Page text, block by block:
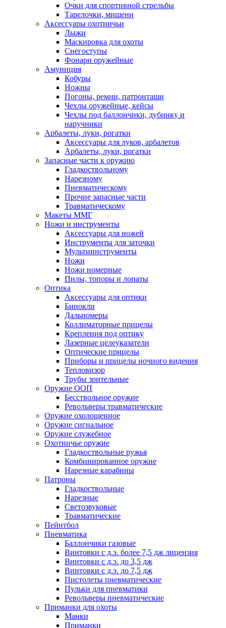
Очки для спортивной стрельбы
Тарелочки, мишени
Аксессуары охотничьи
Лыжи
Маскировка для охоты
Снегоступы
Фонари оружейные
Амуниция
Кобуры
Ножны
Погоны, ремни, патронташи
Чехлы оружейные, кейсы
Чехлы под баллончики, дубинку и
наручники
Арбалеты, луки, рогатки
Аксессуары для луков, арбалетов
Арбалеты, луки, рогатки
Запасные части к оружию
Гладкоствольному
Нарезному
Пневматическому
Прочие запасные части
Травматическому
Макеты ММГ
Ножи и инструменты
Аксессуары для ножей
Инструменты для заточки
Мультиинструменты
Ножи
Ножи номерные
Пилы, топоры и лопаты
Оптика
Аксессуары для оптики
Бинокли
Дальномеры
Коллиматорные прицелы
Крепления под оптику
Лазерные целеуказатели
Оптические прицелы
Приборы и прицелы ночного видения
Тепловизор
Трубы зрительные
Оружие ООП
Бесствольное оружие
Револьверы травматические
Оружие охолощенное
Оружие сигнальное
Оружие служебное
Охотничье оружие
Гладкоствольные ружья
Комбинированное оружие
Нарезные карабины
Патроны
Гладкоствольные
Нарезные
Светозвуковые
Травматические
Пейнтбол
Пневматика
Баллончики газовые
Винтовки с д.э. более 7,5 дж лицензия
Винтовки с д.э. до 3,5 дж
Винтовки с д.э. до 7,5 дж
Пистолеты пневматические
Пульки для пневматики
Револьверы пневматические
Приманки для охоты
Манки
Приманки